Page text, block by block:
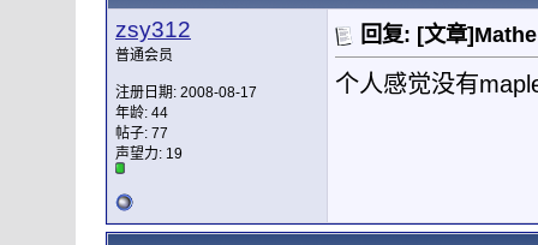
zsy312
普通会员
注册日期: 2008-08-17
年龄: 44
帖子: 77
声望力: 19
回复: [文章
个人感觉没有